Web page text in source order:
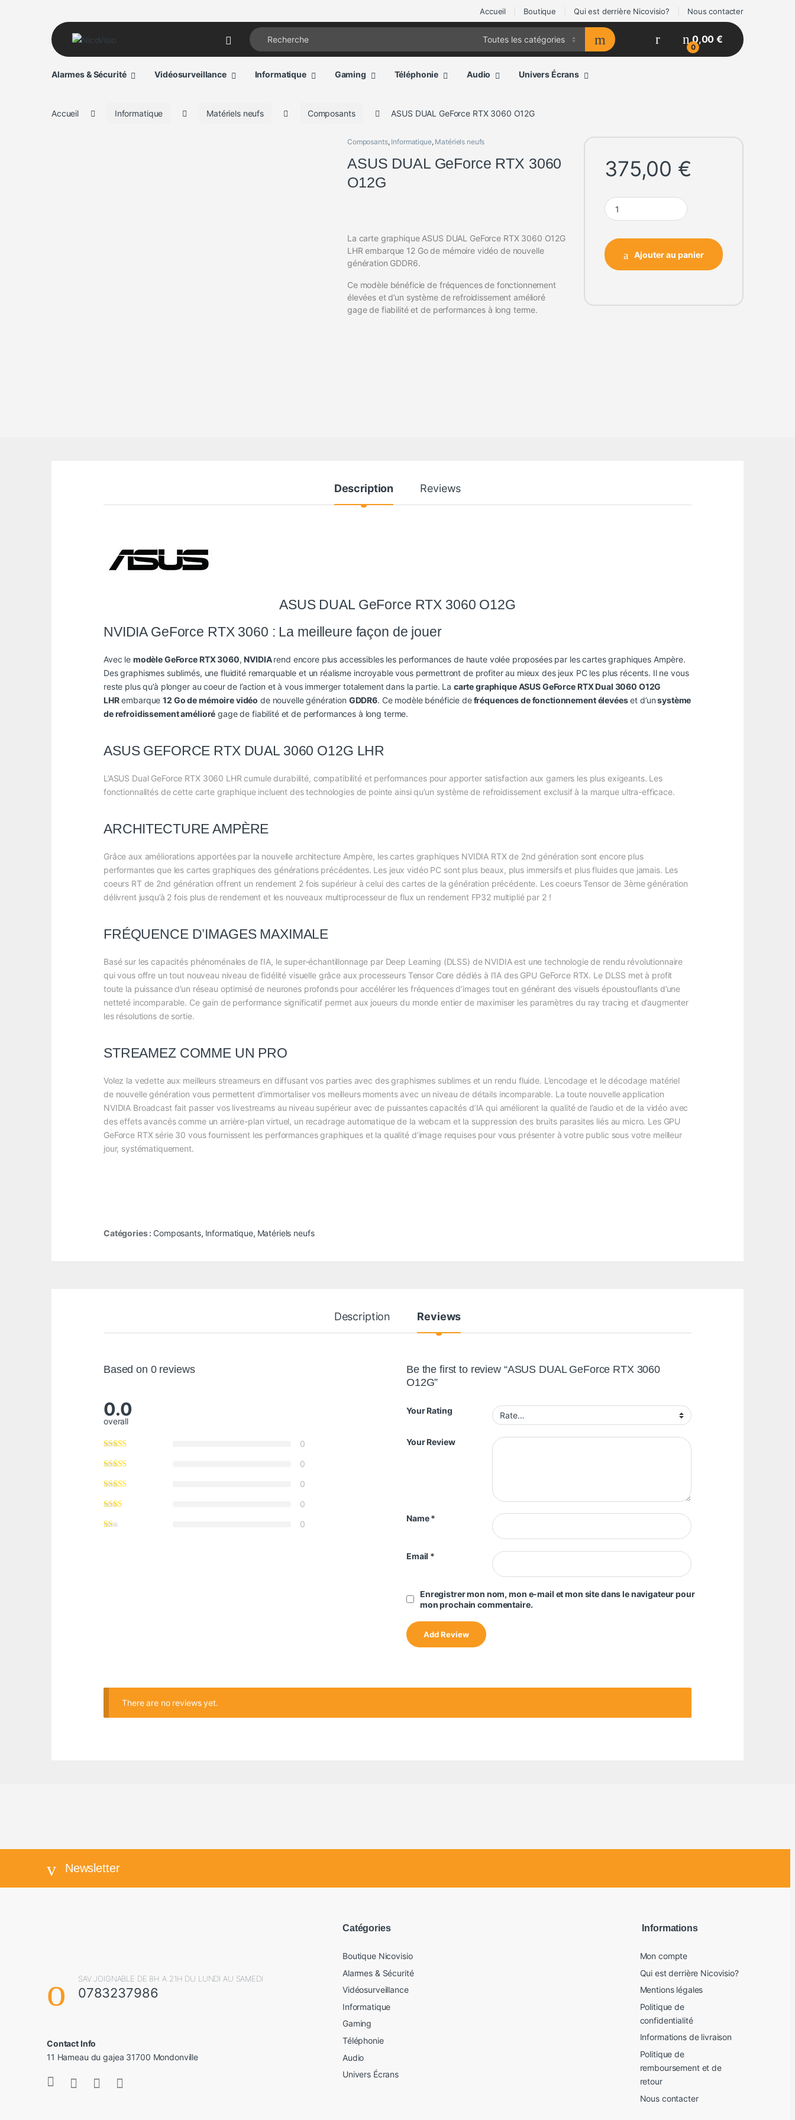
Accueil Boutique Qui est derrière Nicovisio? Nous contacter
Search for:
0
0,00€
Alarmes & Sécurité Vidéosurveillance Informatique Gaming Téléphonie Audio Univers Écrans
Accueil Informatique Matériels neufs Composants ASUS DUAL GeForce RTX 3060 O12G
Composants, Informatique, Matériels neufs
ASUS DUAL GeForce RTX 3060
O12G
La carte graphique ASUS DUAL GeForce RTX 3060 O12G
LHR embarque 12 Go de mémoire vidéo de nouvelle
génération GDDR6.
Ce modèle bénéficie de fréquences de fonctionnement
élevées et d’un système de refroidissement amélioré
gage de fiabilité et de performances à long terme.
375,00 €
ASUS DUAL GeForce RTX 3060 O12G quantity
Ajouter au panier
Description Reviews
ASUS DUAL GeForce RTX 3060 O12G
NVIDIA GeForce RTX 3060 : La meilleure façon de jouer
Avec le modèle GeForce RTX 3060,NVIDIArend encore plus accessibles les performances de haute volée proposées par les cartes graphiques Ampère.
Des graphismes sublimés, une fluidité remarquable et un réalisme incroyable vous permettront de profiter au mieux des jeux PC les plus récents. Il ne vous
reste plus qu’à plonger au coeur de l’action et à vous immerger totalement dans la partie. La carte graphique ASUS GeForce RTX Dual 3060 O12G
LHRembarque12 Go de mémoire vidéo de nouvelle génération GDDR6. Ce modèle bénéficie defréquences de fonctionnement élevéeset d’unsystème
de refroidissement amélioré gage de fiabilité et de performances à long terme.
ASUS GEFORCE RTX DUAL 3060 O12G LHR
L’ASUS Dual GeForce RTX 3060 LHR cumule durabilité, compatibilité et performances pour apporter satisfaction aux gamers les plus exigeants. Les
fonctionnalités de cette carte graphique incluent des technologies de pointe ainsi qu’un système de refroidissement exclusif à la marque ultra-efficace.
ARCHITECTURE AMPÈRE
Grâce aux améliorations apportées par la nouvelle architecture Ampère, les cartes graphiques NVIDIA RTX de 2nd génération sont encore plus
performantes que les cartes graphiques des générations précédentes. Les jeux vidéo PC sont plus beaux, plus immersifs et plus fluides que jamais. Les
coeurs RT de 2nd génération offrent un rendement 2 fois supérieur à celui des cartes de la génération précédente. Les coeurs Tensor de 3ème génération
délivrent jusqu’à 2 fois plus de rendement et les nouveaux multiprocesseur de flux un rendement FP32 multiplié par 2 !
FRÉQUENCE D’IMAGES MAXIMALE
Basé sur les capacités phénoménales de l’IA, le super-échantillonnage par Deep Learning (DLSS) de NVIDIA est une technologie de rendu révolutionnaire
qui vous offre un tout nouveau niveau de fidélité visuelle grâce aux processeurs Tensor Core dédiés à l’IA des GPU GeForce RTX. Le DLSS met à profit
toute la puissance d’un réseau optimisé de neurones profonds pour accélérer les fréquences d’images tout en générant des visuels époustouflants d’une
netteté incomparable. Ce gain de performance significatif permet aux joueurs du monde entier de maximiser les paramètres du ray tracing et d’augmenter
les résolutions de sortie.
STREAMEZ COMME UN PRO
Volez la vedette aux meilleurs streameurs en diffusant vos parties avec des graphismes sublimes et un rendu fluide. L’encodage et le décodage matériel
de nouvelle génération vous permettent d’immortaliser vos meilleurs moments avec un niveau de détails incomparable. La toute nouvelle application
NVIDIA Broadcast fait passer vos livestreams au niveau supérieur avec de puissantes capacités d’IA qui améliorent la qualité de l’audio et de la vidéo avec
des effets avancés comme un arrière-plan virtuel, un recadrage automatique de la webcam et la suppression des bruits parasites liés au micro. Les GPU
GeForce RTX série 30 vous fournissent les performances graphiques et la qualité d’image requises pour vous présenter à votre public sous votre meilleur
jour, systématiquement.
Catégories : Composants, Informatique, Matériels neufs
Description Reviews
Based on 0 reviews
0.0
overall
0
0
0
0
0
Be the first to review “ASUS DUAL GeForce RTX 3060
O12G”
Your Rating
Your Review
Name*
Email *
Enregistrer mon nom, mon e-mail et mon site dans le navigateur pour
mon prochain commentaire.
There are no reviews yet.
Newsletter
SAV JOIGNABLE DE 8H A 21H DU LUNDI AU SAMEDI
0783237986
Contact Info
11 Hameau du gajea 31700 Mondonville
Catégories
Boutique Nicovisio
Alarmes & Sécurité
Vidéosurveillance
Informatique
Gaming
Téléphonie
Audio
Univers Écrans
Informations
Mon compte
Qui est derrière Nicovisio?
Mentions légales
Politique de
confidentialité
Informations de livraison
Politique de
remboursement et de
retour
Nous contacter